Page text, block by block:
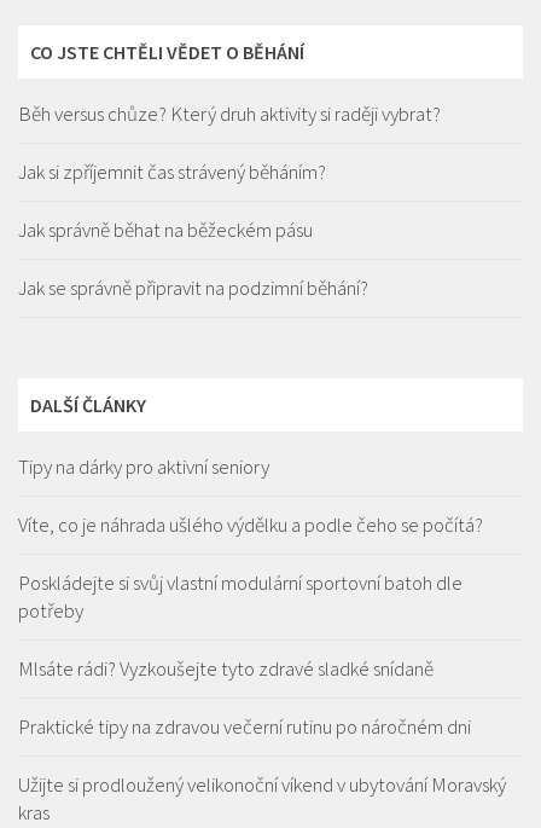
CO JSTE CHTĚLI VĚDET O BĚHÁNÍ
Běh versus chůze? Který druh aktivity si raději vybrat?
Jak si zpříjemnit čas strávený běháním?
Jak správně běhat na běžeckém pásu
Jak se správně připravit na podzimní běhání?
DALŠÍ ČLÁNKY
Tipy na dárky pro aktivní seniory
Víte, co je náhrada ušlého výdělku a podle čeho se počítá?
Poskládejte si svůj vlastní modulární sportovní batoh dle
potřeby
Mlsáte rádi? Vyzkoušejte tyto zdravé sladké snídaně
Praktické tipy na zdravou večerní rutinu po náročném dni
Užijte si prodloužený velikonoční víkend v ubytování Moravský
kras